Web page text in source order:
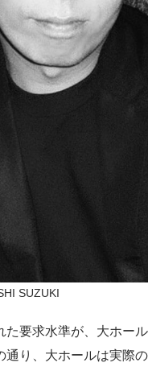
SUZUKI
た要求水準が、大ホー
通り、大ホールは実際